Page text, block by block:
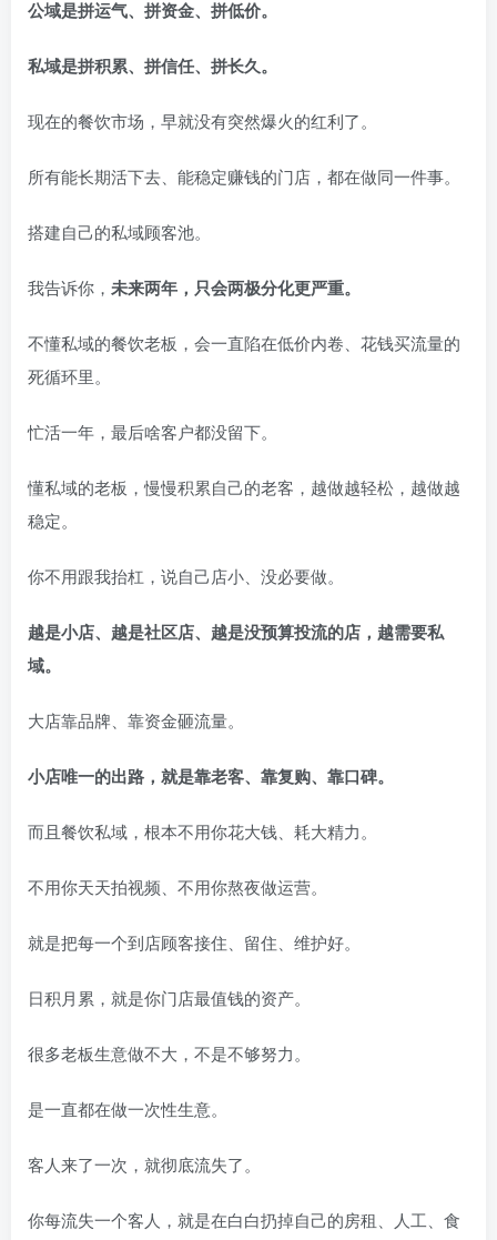
公域是拼运气、拼资金、拼低价。
私域是拼积累、拼信任、拼长久。
现在的餐饮市场，早就没有突然爆火的红利了。
所有能长期活下去、能稳定赚钱的门店，都在做同一件事。
搭建自己的私域顾客池。
我告诉你， 未来两年，只会两极分化更严重。
不懂私域的餐饮老板，会一直陷在低价内卷、花钱买流量的
死循环里。
忙活一年，最后啥客户都没留下。
懂私域的老板，慢慢积累自己的老客，越做越轻松，越做越
稳定。
你不用跟我抬杠，说自己店小、没必要做。
越是小店、越是社区店、越是没预算投流的店，越需要私
域。
大店靠品牌、靠资金砸流量。
小店唯一的出路，就是靠老客、靠复购、靠口碑。
而且餐饮私域，根本不用你花大钱、耗大精力。
不用你天天拍视频、不用你熬夜做运营。
就是把每一个到店顾客接住、留住、维护好。
日积月累，就是你门店最值钱的资产。
很多老板生意做不大，不是不够努力。
是一直都在做一次性生意。
客人来了一次，就彻底流失了。
你每流失一个客人，就是在白白扔掉自己的房租、人工、食